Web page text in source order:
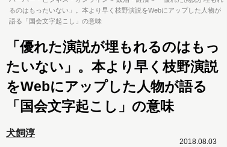
るのはもったいない」。本より早く枝野演説をWebにアップした人物が
語る「国会文字起こし」の意味
「優れた演説が埋もれるのはもっ
たいない」。本より早く枝野演説
をWebにアップした人物が語る
「国会文字起こし」の意味
犬飼淳
2018.08.03